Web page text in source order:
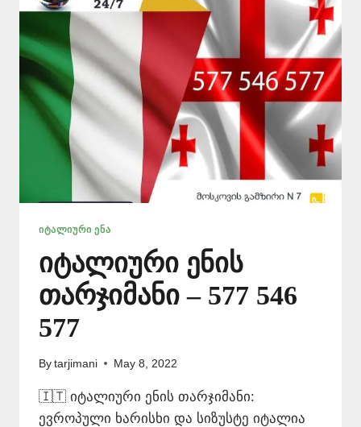
546
ᲘᲢᲐᲚᲘᲣᲠᲘ ᲔᲜᲐ
იტალიური ენის
თარჯიმანი – 577 546
577
By tarjimani May 8, 2022
🇮🇹 იტალიური ენის თარჯიმანი:
ევროპული ხარისხი და სიზუსტე იტალია